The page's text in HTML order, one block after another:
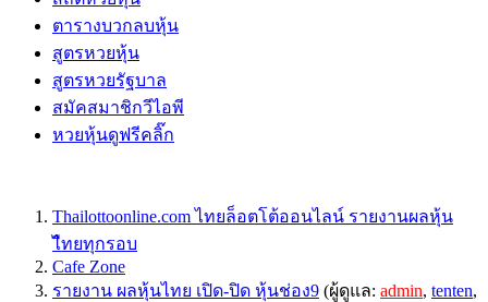
ตารางบวกลบหุ้น
สูตรหวยหุ้น
สูตรหวยรัฐบาล
สมัคสมาชิกวีไอพี
หวยหุ้นดูฟรีคลิ๊ก
Thailottoonline.com ไทยล็อตโต้ออนไลน์ รายงานผลหุ้น
ไืทยทุกรอบ
Cafe Zone
รายงาน ผลหุ้นไทย เปิด-ปิด หุ้นช่อง9 (ผู้ดูแล: admin, tenten,